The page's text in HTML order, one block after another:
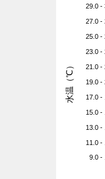
29.0 -
27.0 -
25.0 -
23.0 -
21.0 -
19.0 -
17.0 -
15.0 -
13.0 -
11.0 -
9.0 -
水温（℃）